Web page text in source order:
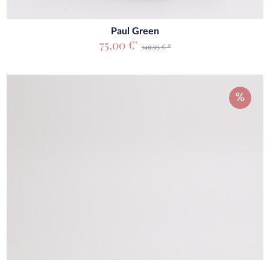
Paul Green
75,00 €* 149,95 € *